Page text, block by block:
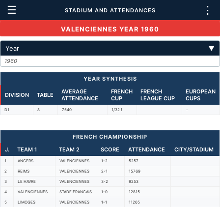
☰ STADIUM AND ATTENDANCES ⋮
VALENCIENNES YEAR 1960
Year ▼
1960
YEAR SYNTHESIS
DIVISION TABLE
AVERAGE
ATTENDANCE
FRENCH
CUP
FRENCH
LEAGUE CUP
EUROPEAN
CUPS
D1 8 7540 1/32 f -
FRENCH CHAMPIONSHIP
J.
TEAM 1 TEAM 2 SCORE ATTENDANCE CITY/STADIUM
1 ANGERS VALENCIENNES 1-2 5257
2 REIMS VALENCIENNES 2-1 15769
3 LE HAVRE VALENCIENNES 3-2 9253
4 VALENCIENNES STADE FRANCAIS 1-0 12815
5 LIMOGES VALENCIENNES 1-1 11265